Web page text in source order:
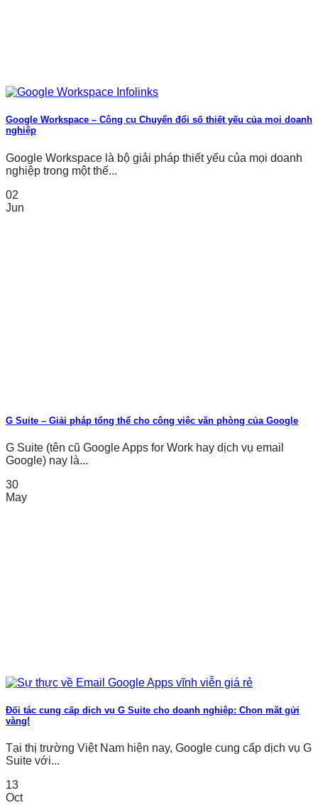
Google Workspace – Công cụ Chuyển đổi số thiết yếu của mọi doanh
nghiệp
Google Workspace là bộ giải pháp thiết yếu của mọi doanh
nghiệp trong một thế...
02
Jun
G Suite – Giải pháp tổng thể cho công việc văn phòng của Google
G Suite (tên cũ Google Apps for Work hay dịch vụ email
Google) nay là...
30
May
Đối tác cung cấp dịch vụ G Suite cho doanh nghiệp: Chọn mặt gửi
vàng!
Tại thị trường Việt Nam hiện nay, Google cung cấp dịch vụ G
Suite với...
13
Oct